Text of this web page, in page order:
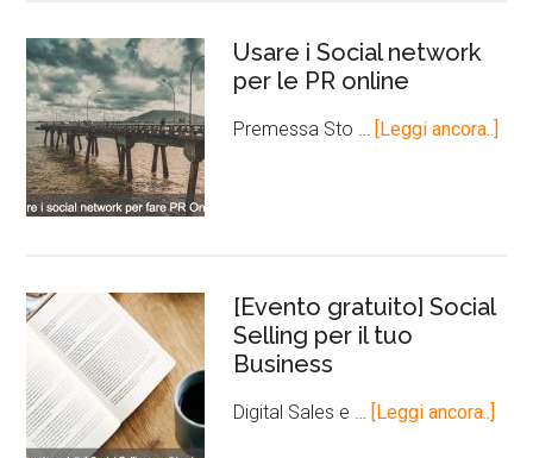
Usare i Social network
per le PR online
Premessa Sto … [Leggi ancora..]
[Evento gratuito] Social
Selling per il tuo
Business
Digital Sales e … [Leggi ancora..]